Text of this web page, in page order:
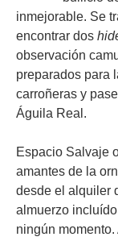
inmejorable. Se
encontrar dos
observación
preparados para
carroñeras y
Águila Real.
Espacio Salvaje
amantes de la
desde el alquiler
almuerzo
ningún